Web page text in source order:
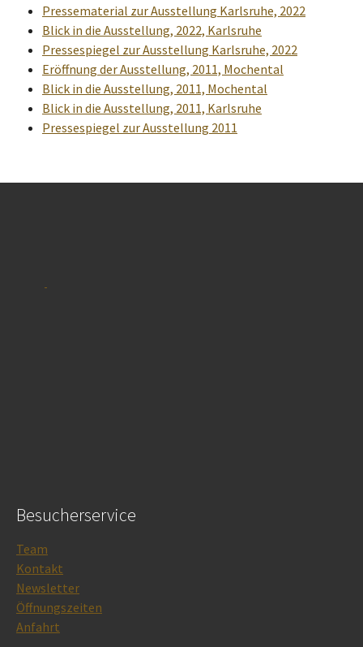
Pressematerial zur Ausstellung Karlsruhe, 2022
Blick in die Ausstellung, 2022, Karlsruhe
Pressespiegel zur Ausstellung Karlsruhe, 2022
Eröffnung der Ausstellung, 2011, Mochental
Blick in die Ausstellung, 2011, Mochental
Blick in die Ausstellung, 2011, Karlsruhe
Pressespiegel zur Ausstellung 2011
Besucherservice
Team
Kontakt
Newsletter
Öffnungszeiten
Anfahrt